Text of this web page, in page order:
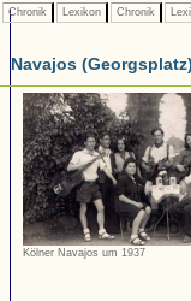
Chronik Lexikon Chronik
Navajos (Georgsplatz)
Kölner Navajos um 1937